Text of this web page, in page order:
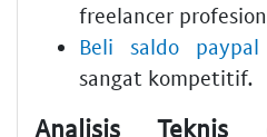
freelancer
Beli saldo paypal
sangat kompetitif.
Analisis Teknis